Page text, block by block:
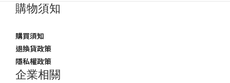
購物須知
購買須知
退換貨政策
隱私權政策
企業相關